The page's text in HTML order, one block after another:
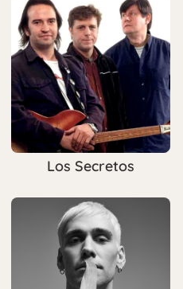
Los Secretos